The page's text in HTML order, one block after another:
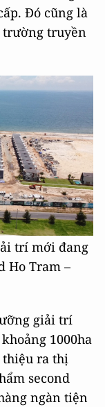
Đó cũng là
trường truyền
trí mới đang
Ho Tram –
giải trí
1000ha
thiệu ra thị
second
ngàn tiện